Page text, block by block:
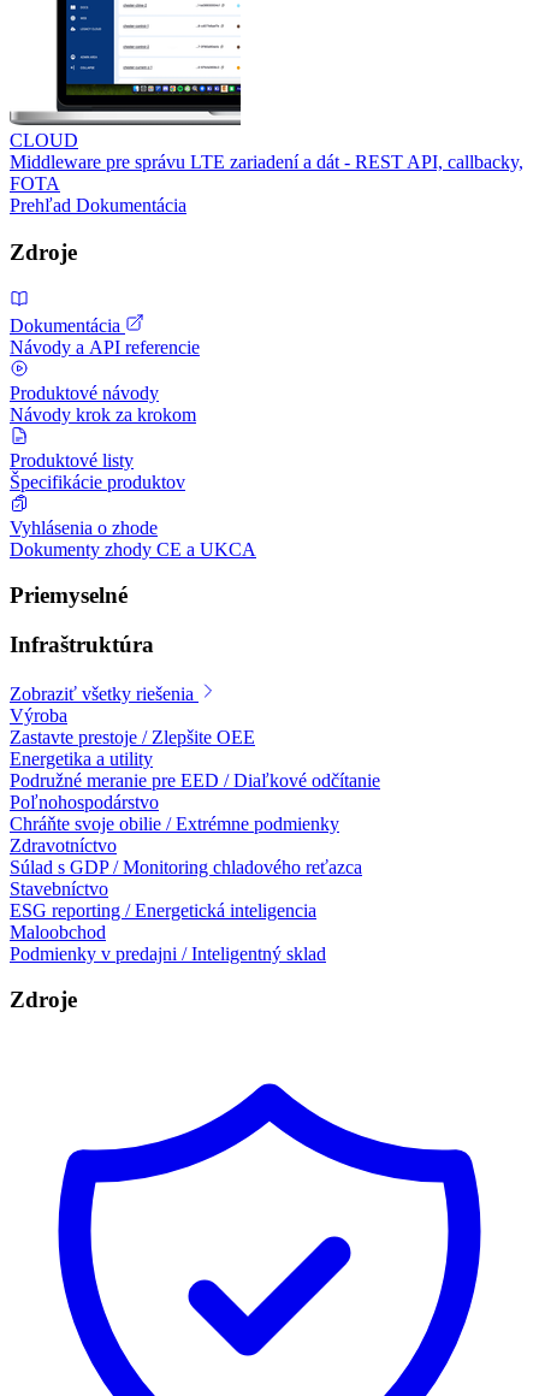
CLOUD
Middleware pre správu LTE zariadení a dát - REST API, callbacky,
FOTA
Prehľad Dokumentácia
Zdroje
Dokumentácia
Návody a API referencie
Produktové návody
Návody krok za krokom
Produktové listy
Špecifikácie produktov
Vyhlásenia o zhode
Dokumenty zhody CE a UKCA
Priemyselné
Infraštruktúra
Zobraziť všetky riešenia
Výroba
Zastavte prestoje / Zlepšite OEE
Energetika a utility
Podružné meranie pre EED / Diaľkové odčítanie
Poľnohospodárstvo
Chráňte svoje obilie / Extrémne podmienky
Zdravotníctvo
Súlad s GDP / Monitoring chladového reťazca
Stavebníctvo
ESG reporting / Energetická inteligencia
Maloobchod
Podmienky v predajni / Inteligentný sklad
Zdroje